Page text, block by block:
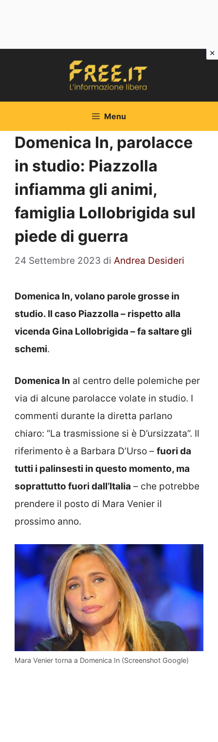
Menu
Domenica In, parolacce
in studio: Piazzolla
infiamma gli animi,
famiglia Lollobrigida sul
piede di guerra
24 Settembre 2023 di Andrea Desideri
Domenica In, volano parole grosse in
studio. Il caso Piazzolla – rispetto alla
vicenda Gina Lollobrigida – fa saltare gli
schemi.
Domenica In al centro delle polemiche per
via di alcune parolacce volate in studio. I
commenti durante la diretta parlano
chiaro: “La trasmissione si è D’ursizzata”. Il
riferimento è a Barbara D’Urso – fuori da
tutti i palinsesti in questo momento, ma
soprattutto fuori dall’Italia – che potrebbe
prendere il posto di Mara Venier il
prossimo anno.
Mara Venier torna a Domenica In (Screenshot Google)